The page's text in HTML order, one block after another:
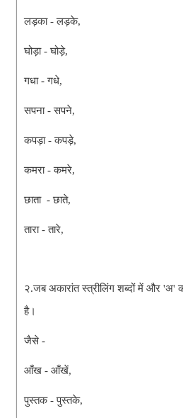
लड़का - लड़के,
घोड़ा - घोड़े,
गधा - गधे,
सपना - सपने,
कपड़ा - कपड़े,
कमरा - कमरे,
छाता - छाते,
तारा - तारे,
२.जब अकारांत स्त्रीलिंग शब्दों में और 'अ'
है।
जैसे -
आँख - आँखें,
पुस्तक - पुस्तके,